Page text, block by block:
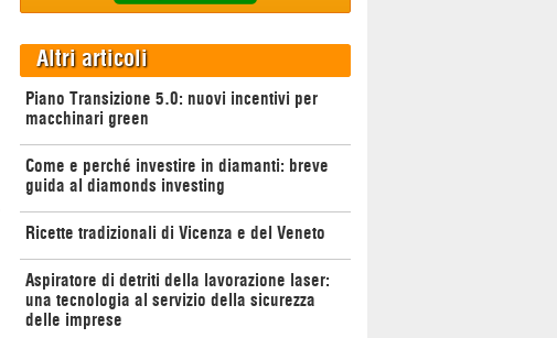
Altri articoli
Piano Transizione 5.0: nuovi incentivi per
macchinari green
Come e perché investire in diamanti: breve
guida al diamonds investing
Ricette tradizionali di Vicenza e del Veneto
Aspiratore di detriti della lavorazione laser:
una tecnologia al servizio della sicurezza
delle imprese